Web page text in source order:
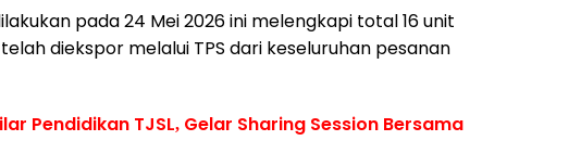
pada 24 Mei 2026 ini melengkapi total 16 unit
diekspor melalui TPS dari keseluruhan pesanan
Pendidikan TJSL, Gelar Sharing Session Bersama